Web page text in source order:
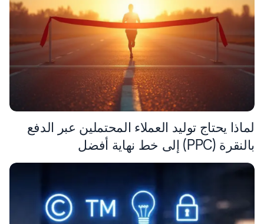
لماذا يحتاج توليد العملاء المحتملين عبر الدفع
بالنقرة (PPC) إلى خط نهاية أفضل